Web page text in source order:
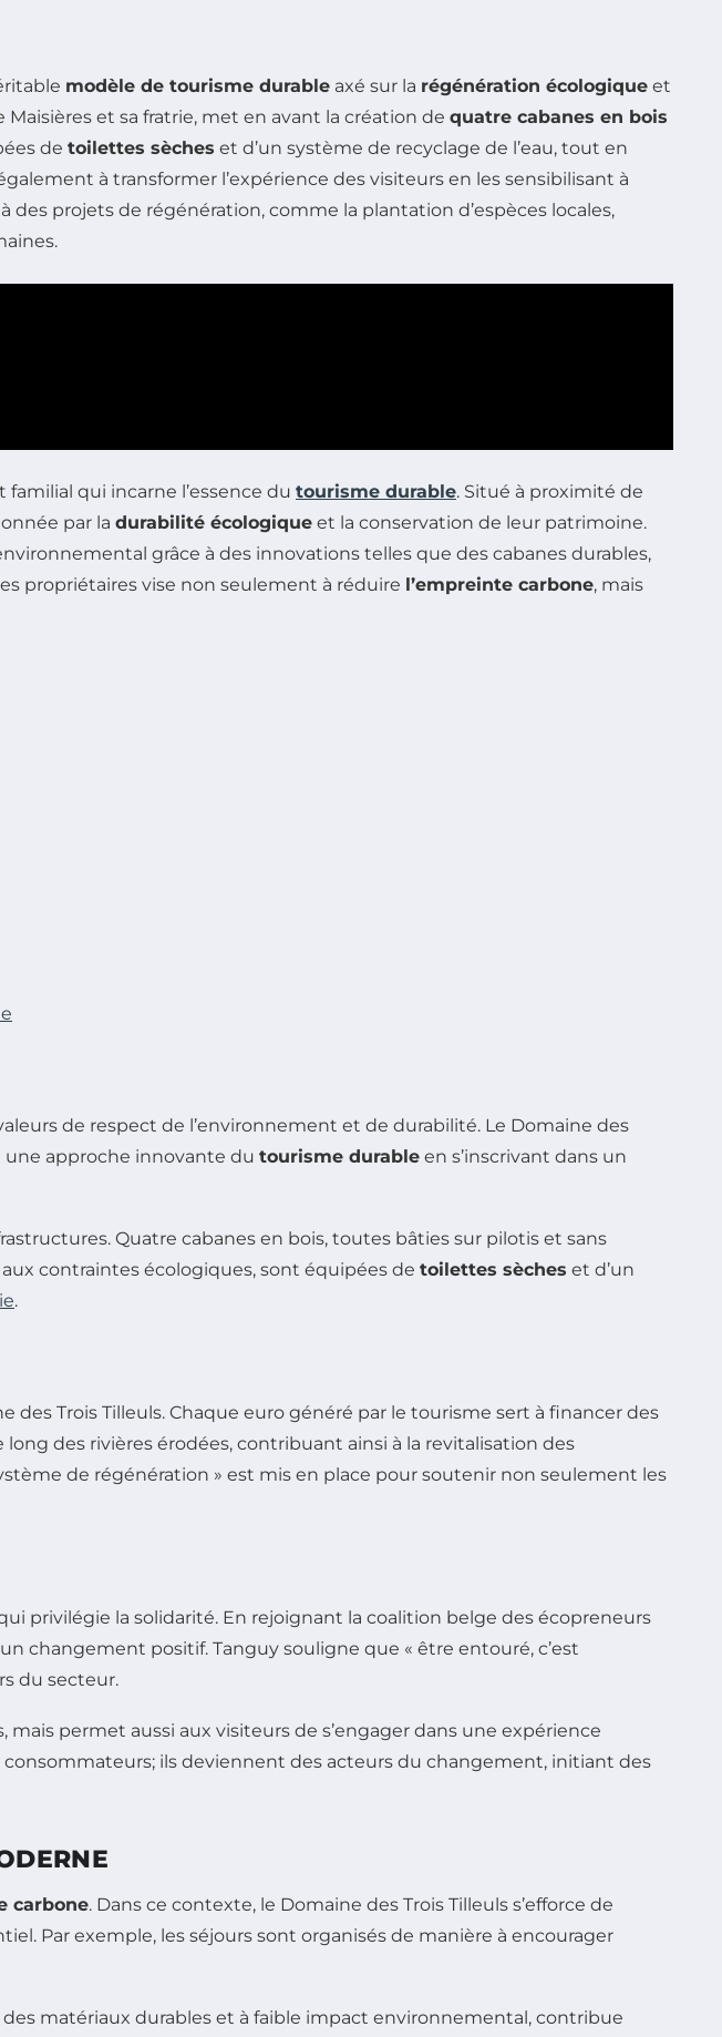
modèle de tourisme durable axé sur la régénération écologique et
et sa fratrie, met en avant la création de quatre cabanes en bois
de toilettes sèches et d’un système de recyclage de l’eau, tout en
à transformer l’expérience des visiteurs en les sensibilisant à
projets de régénération, comme la plantation d’espèces locales,
familial qui incarne l’essence du tourisme durable. Situé à proximité de
par la durabilité écologique et la conservation de leur patrimoine.
grâce à des innovations telles que des cabanes durables,
propriétaires vise non seulement à réduire l’empreinte carbone, mais
de respect de l’environnement et de durabilité. Le Domaine des
une approche innovante du tourisme durable en s’inscrivant dans un
Quatre cabanes en bois, toutes bâties sur pilotis et sans
contraintes écologiques, sont équipées de toilettes sèches et d’un
.
Trois Tilleuls. Chaque euro généré par le tourisme sert à financer des
des rivières érodées, contribuant ainsi à la revitalisation des
de régénération » est mis en place pour soutenir non seulement les
privilégie la solidarité. En rejoignant la coalition belge des écopreneurs
changement positif. Tanguy souligne que « être entouré, c’est
du secteur.
permet aussi aux visiteurs de s’engager dans une expérience
ils deviennent des acteurs du changement, initiant des
carbone. Dans ce contexte, le Domaine des Trois Tilleuls s’efforce de
Par exemple, les séjours sont organisés de manière à encourager
matériaux durables et à faible impact environnemental, contribue